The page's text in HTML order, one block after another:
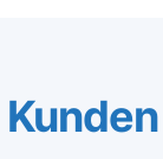
Kunden